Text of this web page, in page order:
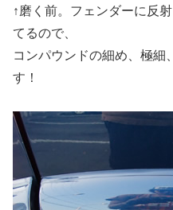
↑磨く前。フェンダーに反
てるので、
コンパウンドの細め、極細
す！